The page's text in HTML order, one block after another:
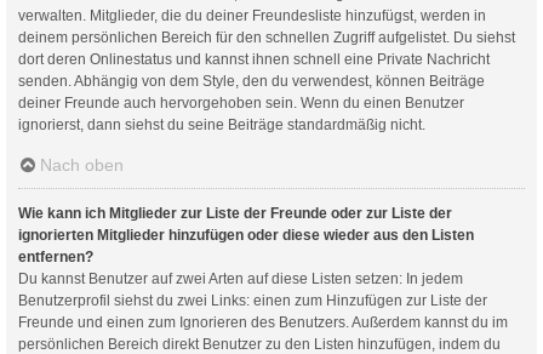
verwalten. Mitglieder, die du deiner Freundesliste hinzufügst, werden in
deinem persönlichen Bereich für den schnellen Zugriff aufgelistet. Du siehst
dort deren Onlinestatus und kannst ihnen schnell eine Private Nachricht
senden. Abhängig von dem Style, den du verwendest, können Beiträge
deiner Freunde auch hervorgehoben sein. Wenn du einen Benutzer
ignorierst, dann siehst du seine Beiträge standardmäßig nicht.
Nach oben
Wie kann ich Mitglieder zur Liste der Freunde oder zur Liste der
ignorierten Mitglieder hinzufügen oder diese wieder aus den Listen
entfernen?
Du kannst Benutzer auf zwei Arten auf diese Listen setzen: In jedem
Benutzerprofil siehst du zwei Links: einen zum Hinzufügen zur Liste der
Freunde und einen zum Ignorieren des Benutzers. Außerdem kannst du im
persönlichen Bereich direkt Benutzer zu den Listen hinzufügen, indem du